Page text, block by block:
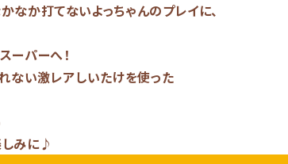
なか打てないよっちゃんのプレイに、
ーパーへ！
ない激レアしいたけを使った
みに♪